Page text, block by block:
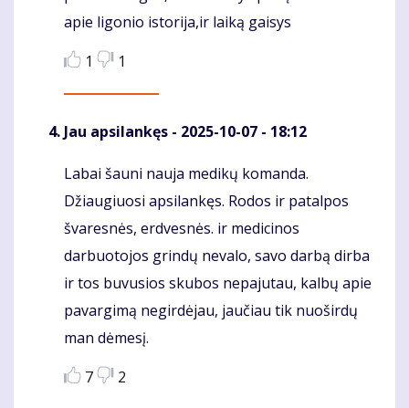
apie ligonio istorija,ir laiką gaisys
1
1
Jau apsilankęs - 2025-10-07 - 18:12
Komentaras
Labai šauni nauja medikų komanda.
Džiaugiuosi apsilankęs. Rodos ir patalpos
švaresnės, erdvesnės. ir medicinos
darbuotojos grindų nevalo, savo darbą dirba
ir tos buvusios skubos nepajutau, kalbų apie
pavargimą negirdėjau, jaučiau tik nuoširdų
man dėmesį.
7
2